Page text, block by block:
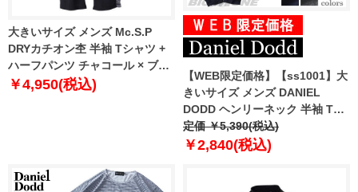
大きいサイズ メンズ Mc.S.P
DRYカチオン杢 半袖 Tシャツ +
ハーフパンツ チャコール × ブラ
ック 1256-1210-2 3L 4L 5L 6L
￥4,950(税込)
【WEB限定価格】【ss1001】大
きいサイズ メンズ DANIEL
DODD ヘンリーネック 半袖 Tシ
ャツ 上下セット azts-219001
定価 ￥5,390(税込)
￥2,840(税込)